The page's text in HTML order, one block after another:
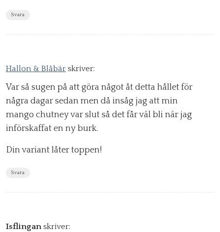
Svara
Hallon & Blåbär skriver:
Var så sugen på att göra något åt detta hållet för
några dagar sedan men då insåg jag att min
mango chutney var slut så det får väl bli när jag
införskaffat en ny burk.
Din variant låter toppen!
Svara
Isflingan skriver: